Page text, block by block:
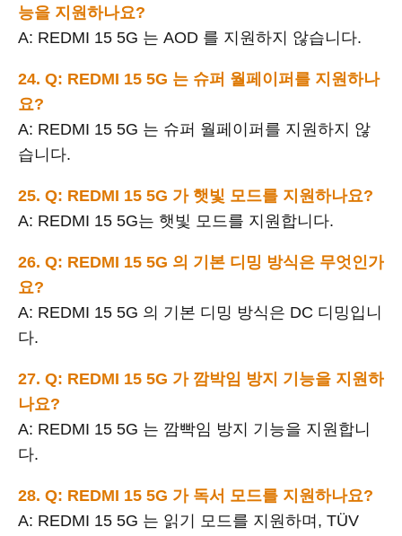
능을 지원하나요?
A: REDMI 15 5G 는 AOD 를 지원하지 않습니다.
24. Q: REDMI 15 5G 는 슈퍼 월페이퍼를 지원하나
요?
A: REDMI 15 5G 는 슈퍼 월페이퍼를 지원하지 않
습니다.
25. Q: REDMI 15 5G 가 햇빛 모드를 지원하나요?
A: REDMI 15 5G는 햇빛 모드를 지원합니다.
26. Q: REDMI 15 5G 의 기본 디밍 방식은 무엇인가
요?
A: REDMI 15 5G 의 기본 디밍 방식은 DC 디밍입니
다.
27. Q: REDMI 15 5G 가 깜박임 방지 기능을 지원하
나요?
A: REDMI 15 5G 는 깜빡임 방지 기능을 지원합니
다.
28. Q: REDMI 15 5G 가 독서 모드를 지원하나요?
A: REDMI 15 5G 는 읽기 모드를 지원하며, TÜV